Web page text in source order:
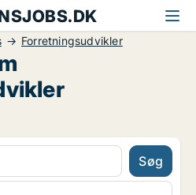
Forretningsudvikler
Søg